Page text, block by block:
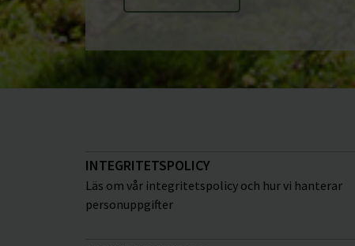
INTEGRITETSPOLICY
Läs om vår integritetspolicy och hur vi hanterar
personuppgifter